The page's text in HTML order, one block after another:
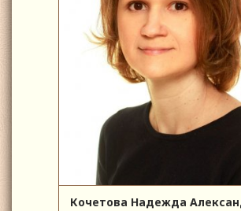
Кочетова Надежда